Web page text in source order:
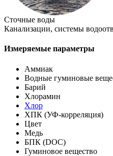
Сточные воды
Канализации, системы
Измеряемые параметры
Аммиак
Водные гуминовые
Барий
Хлорамин
Хлор
ХПК (УФ-корреляция)
Цвет
Медь
БПК (DOC)
Гуминовое вещество